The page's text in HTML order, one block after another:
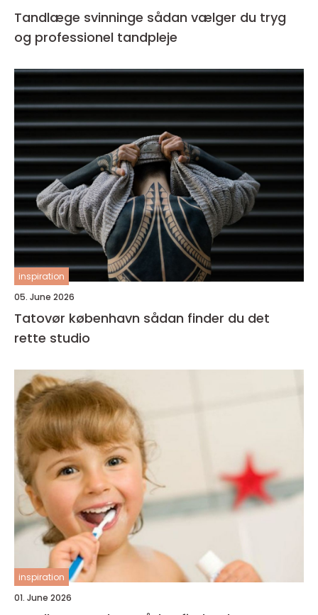
Tandlæge svinninge sådan vælger du tryg
og professionel tandpleje
inspiration
05. June 2026
Tatovør københavn sådan finder du det
rette studio
inspiration
01. June 2026